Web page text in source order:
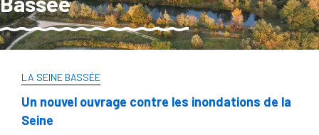
LA SEINE BASSÉE
Un nouvel ouvrage contre les inondations de la
Seine